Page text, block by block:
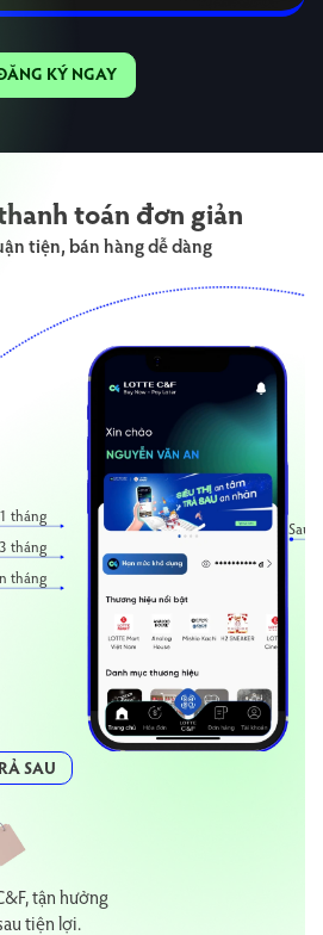
KÝ NGAY
toán đơn giản
tiện, bán hàng dễ dàng
1 tháng
3 tháng
n tháng
Sau
SAU
tận hưởng
tiện lợi.